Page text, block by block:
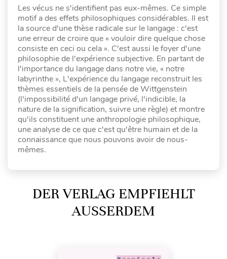
Les vécus ne s'identifient pas eux-mêmes. Ce simple
motif a des effets philosophiques considérables. Il est
la source d'une thèse radicale sur le langage : c'est
une erreur de croire que « vouloir dire quelque chose
consiste en ceci ou cela ». C'est aussi le foyer d'une
philosophie de l'expérience subjective. En partant de
l'importance du langage dans notre vie, « notre
labyrinthe », L'expérience du langage reconstruit les
thèmes essentiels de la pensée de Wittgenstein
(l'impossibilité d'un langage privé, l'indicible, la
nature de la signification, suivre une règle) et montre
qu'ils constituent une anthropologie philosophique,
une analyse de ce que c'est qu'être humain et de la
connaissance que nous pouvons avoir de nous-
mêmes.
DER VERLAG EMPFIEHLT
AUSSERDEM